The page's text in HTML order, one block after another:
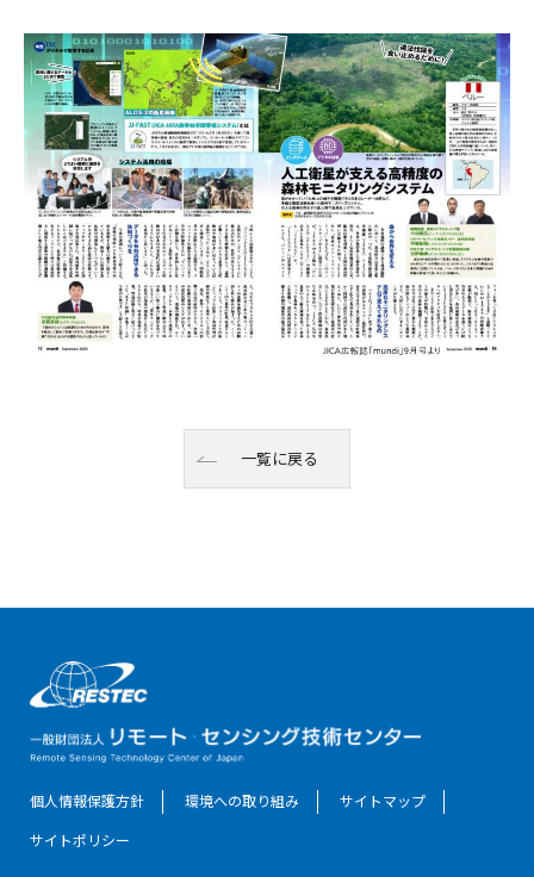
一覧に戻る
個人情報保護方針 環境への取り組み
サイトマップ
サイトポリシー